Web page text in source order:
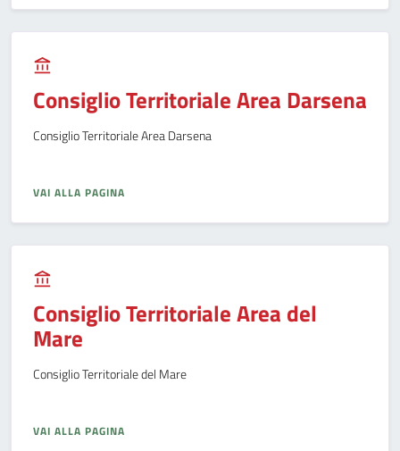
Consiglio Territoriale Area Darsena
Consiglio Territoriale Area Darsena
VAI ALLA PAGINA
Consiglio Territoriale Area del
Mare
Consiglio Territoriale del Mare
VAI ALLA PAGINA